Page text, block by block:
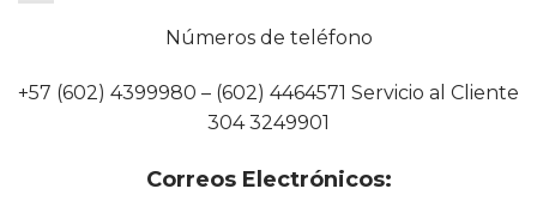
Números de teléfono
+57 (602) 4399980 – (602) 4464571 Servicio al Cliente
304 3249901
Correos Electrónicos: